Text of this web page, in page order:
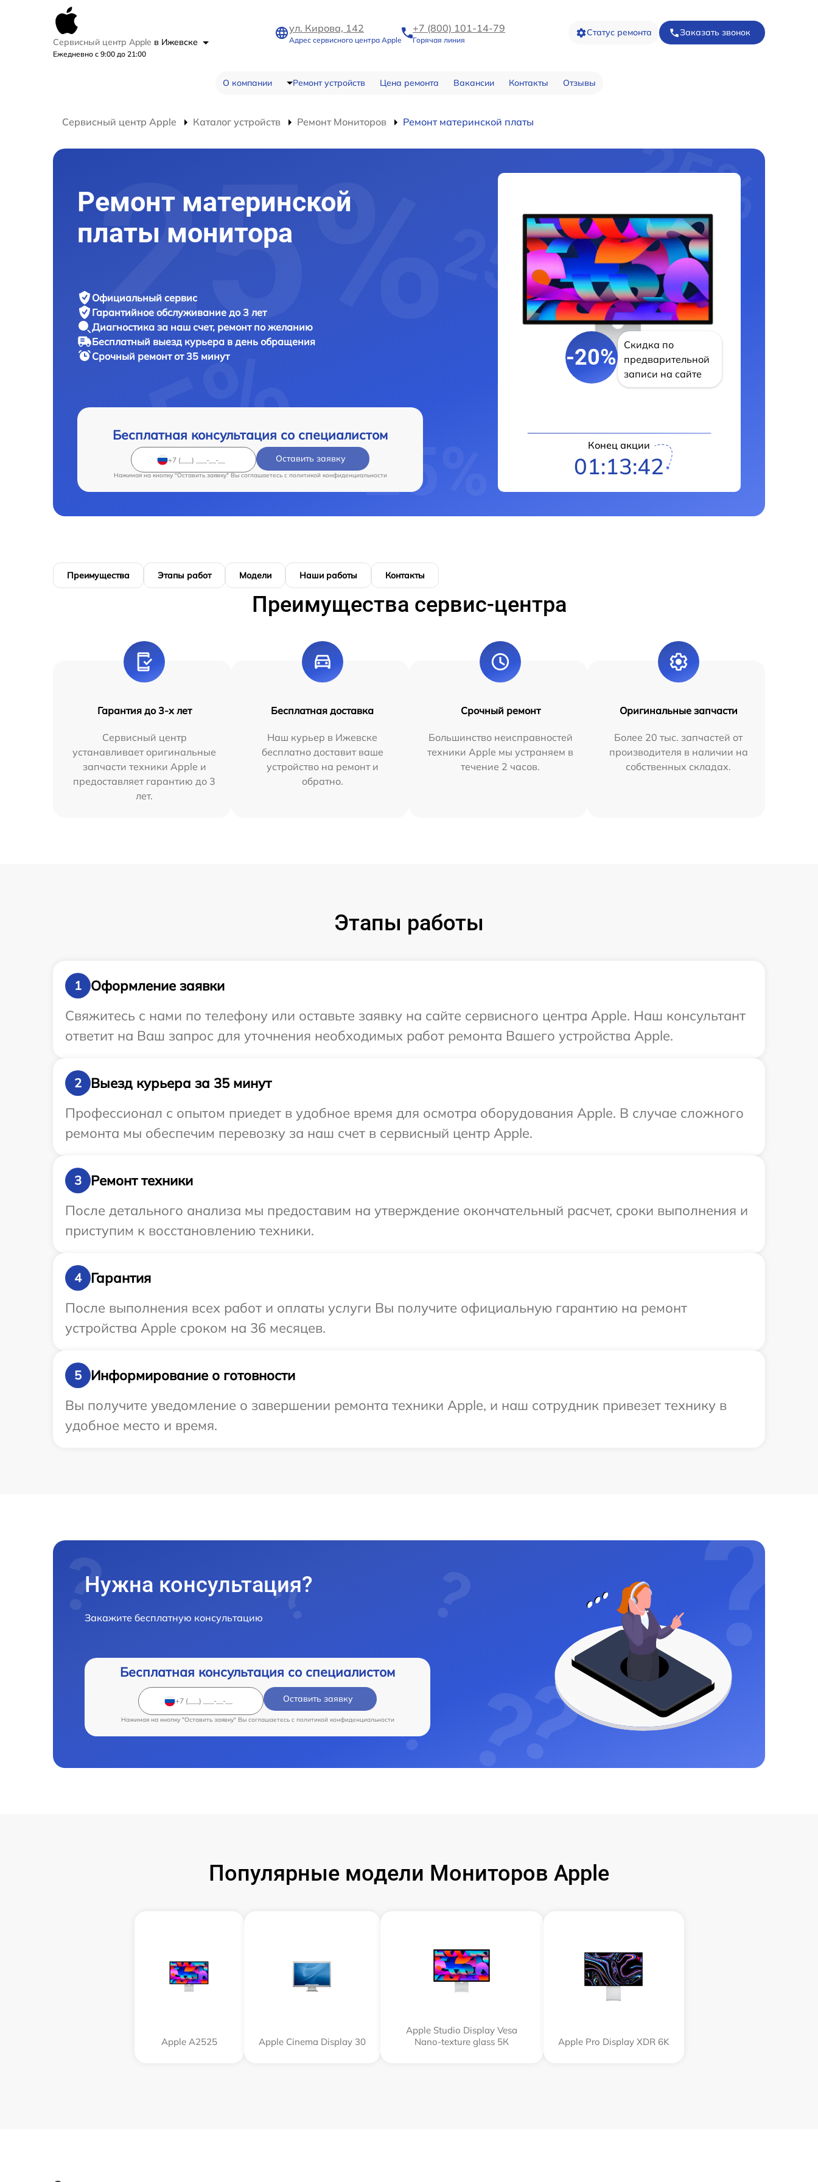
Сервисный центр Apple в Ижевске
Ежедневно с 9:00 до 21:00
ул. Кирова, 142
Адрес сервисного центра Apple
+7 (800) 101-14-79
Горячая линия
Статус ремонта Заказать звонок
О компании Ремонт устройств Цена ремонта Вакансии Контакты Отзывы
Сервисный центр Apple Каталог устройств Ремонт Мониторов Ремонт материнской платы
Ремонт материнской
платы монитора
Официальный сервис
Гарантийное обслуживание до 3 лет
Диагностика за наш счет, ремонт по желанию
Бесплатный выезд курьера в день обращения
Срочный ремонтот 35 минут
Бесплатная консультация со специалистом
Оставить заявку
Нажимая на кнопку "Оставить заявку" Вы соглашаетесь c политикой конфиденциальности
-20%
Скидка по
предварительной
записи на сайте
Конец акции
01:13:41
Преимущества Этапы работ Модели Наши работы Контакты
Преимущества сервис-центра
Гарантия до 3-х лет
Сервисный центр
устанавливает оригинальные
запчасти техники Apple и
предоставляет гарантию до 3
лет.
Бесплатная доставка
Наш курьер в Ижевске
бесплатно доставит ваше
устройство на ремонт и
обратно.
Срочный ремонт
Большинство неисправностей
техники Apple мы устраняем в
течение 2 часов.
Оригинальные запчасти
Более 20 тыс. запчастей от
производителя в наличии на
собственных складах.
Этапы работы
1
Оформление заявки
Свяжитесь с нами по телефону или оставьте заявку на сайте сервисного центра Apple. Наш консультант
ответит на Ваш запрос для уточнения необходимых работ ремонта Вашего устройства Apple.
2
Выезд курьера за 35 минут
Профессионал с опытом приедет в удобное время для осмотра оборудования Apple. В случае сложного
ремонта мы обеспечим перевозку за наш счет в сервисный центр Apple.
3
Ремонт техники
После детального анализа мы предоставим на утверждение окончательный расчет, сроки выполнения и
приступим к восстановлению техники.
4
Гарантия
После выполнения всех работ и оплаты услуги Вы получите официальную гарантию на ремонт
устройства Apple сроком на 36 месяцев.
5
Информирование о готовности
Вы получите уведомление о завершении ремонта техники Apple, и наш сотрудник привезет технику в
удобное место и время.
Нужна консультация?
Закажите бесплатную консультацию
Бесплатная консультация со специалистом
Оставить заявку
Нажимая на кнопку "Оставить заявку" Вы соглашаетесь c политикой конфиденциальности
Популярные модели Мониторов Apple
Apple А2525 Apple Cinema Display 30
Apple Studio Display Vesa
Nano-texture glass 5К
Apple Pro Display XDR 6K